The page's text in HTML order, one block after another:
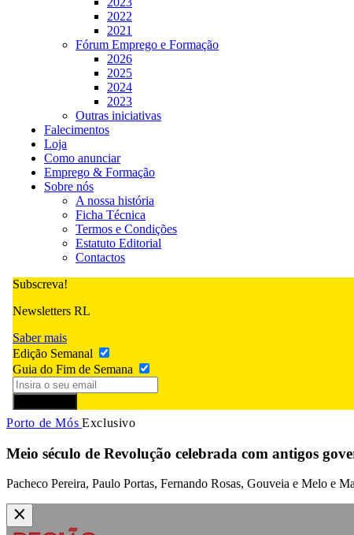
2022
2021
Fórum Emprego e Formação
2026
2025
2024
2023
Outras iniciativas
Falecimentos
Loja
Como anunciar
Emprego & Formação
Sobre nós
A nossa história
Ficha Técnica
Termos e Condições
Estatuto Editorial
Contactos
Subscreva!
Newsletters RL
Saber mais
Edição Semanal
Guia do Fim de Semana
Porto de Mós Exclusivo
Meio século de Revolução celebrada com antigos
Pacheco Pereira, Paulo Portas, Fernando Rosas, Gouveia e Melo e